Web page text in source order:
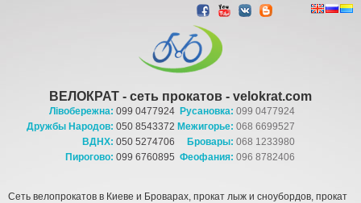
ВЕЛОКРАТ - сеть прокатов - velokrat.com
Лівобережна: 099 0477924
Дружбы Народов: 050 8543372
ВДНХ: 050 5274706
Пирогово: 099 6760895
Русановка: 099 0477924
Межигорье: 068 6699527
Бровары: 068 1233980
Феофания: 096 8782406
Сеть велопрокатов в Киеве и Броварах, прокат лыж и сноубордов, прокат